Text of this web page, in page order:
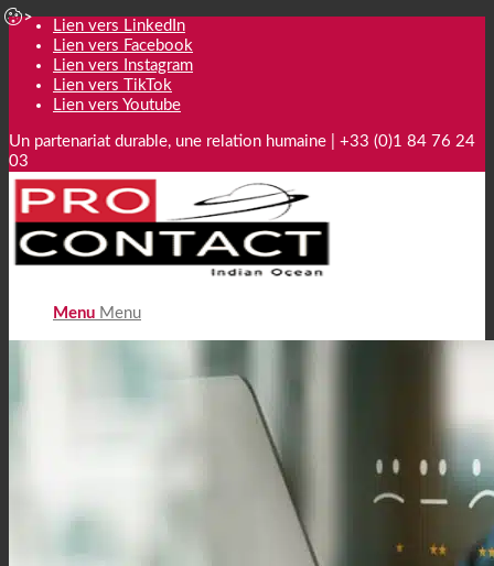
Lien vers LinkedIn
Lien vers Facebook
Lien vers Instagram
Lien vers TikTok
Lien vers Youtube
Un partenariat durable, une relation humaine | +33 (0)1 84 76 24
03
Menu Menu